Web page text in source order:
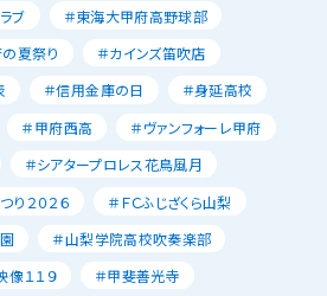
ブ
＃東海大甲府高野球部
夏祭り
＃カインズ笛吹店
＃信用金庫の日
＃身延高校
＃甲府西高
＃ヴァンフォーレ甲府
＃シアタープロレス花鳥風月
り２０２６
＃ＦＣふじざくら山梨
＃山梨学院高校吹奏楽部
像１１９
＃甲斐善光寺